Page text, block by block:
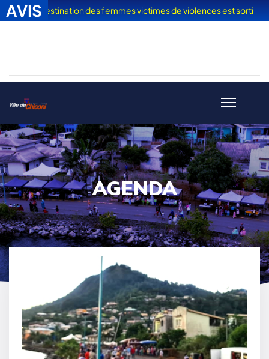
AGENDA
AVIS
à destination des femmes victimes de violences est sorti |